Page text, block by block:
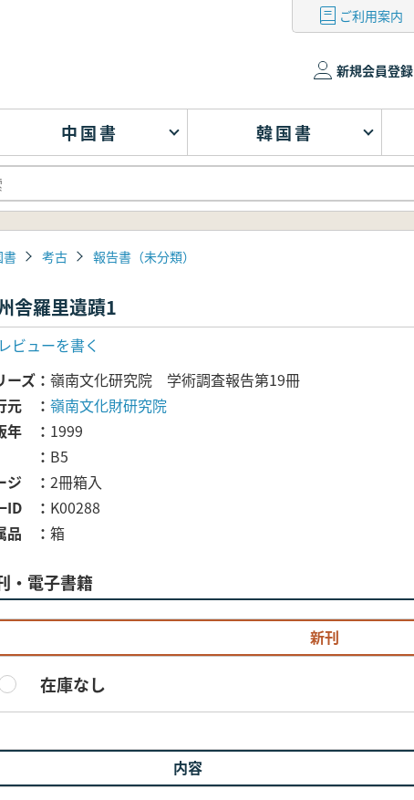
ご利用案内
新規会員登録
中国書 韓国書
書 考古 報告書（未分類）
舎羅里遺蹟1
レビューを書く
ーズ
嶺南文化研究院 学術調査報告第19冊
元
嶺南文化財研究院
年
1999
B5
ジ
2冊箱入
ID
K00288
品
箱
・電子書籍
新刊
在庫なし
内容